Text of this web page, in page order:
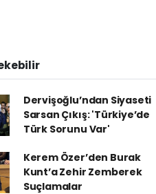
Dervişoğlu’ndan Siyaseti
Sarsan Çıkış: 'Türkiye’de
Türk Sorunu Var'
Kerem Özer’den Burak
Kunt’a Zehir Zemberek
Suçlamalar